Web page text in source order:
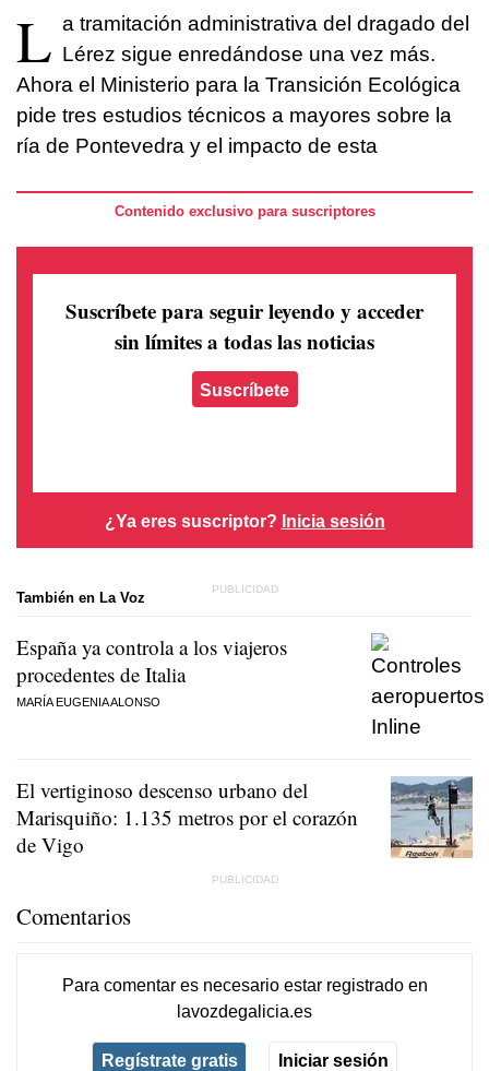
L a tramitación administrativa del dragado del
Lérez sigue enredándose una vez más.
Ahora el Ministerio para la Transición Ecológica
pide tres estudios técnicos a mayores sobre la
ría de Pontevedra y el impacto de esta
Contenido exclusivo para suscriptores
Suscríbete para seguir leyendo y acceder
sin límites a todas las noticias
Suscríbete
¿Ya eres suscriptor? Inicia sesión
También en La Voz
España ya controla a los viajeros
procedentes de Italia
MARÍA EUGENIA ALONSO
El vertiginoso descenso urbano del
Marisquiño: 1.135 metros por el corazón
de Vigo
Comentarios
Para comentar es necesario estar registradoen
lavozdegalicia.es
Regístrate gratis Iniciar sesión